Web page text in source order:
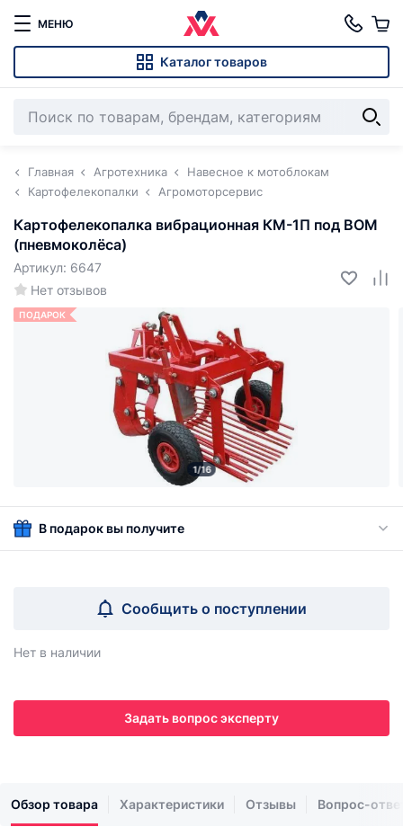
МЕНЮ
Каталог товаров
Главная Агротехника
Навесное к мотоблокам
Картофелекопалки
Агромоторсервис
Картофелекопалка вибрационная КМ-1П под ВОМ
(пневмоколёса)
Нет отзывов
Артикул: 6647
ПОДАРОК
1/16
В подарок вы получите
Сообщить о поступлении
Нет в наличии
Задать вопрос эксперту
Обзор товара Характеристики Отзывы Вопрос-